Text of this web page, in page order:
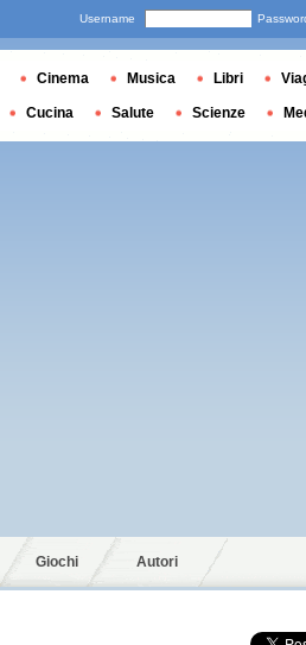
Giochi Autori
Username
Cinema Musica Libri
Cucina Salute Scienze